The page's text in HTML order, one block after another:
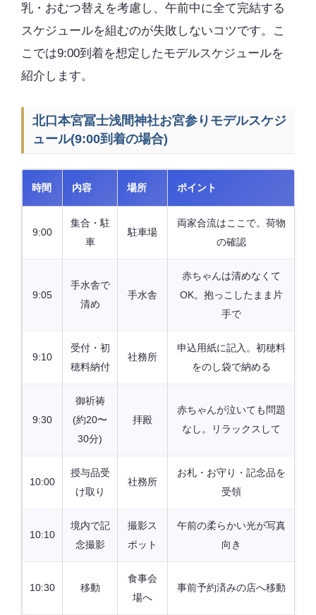
乳・おむつ替えを考慮し、午前中に全て完結する
スケジュールを組むのが失敗しないコツです。こ
こでは9:00到着を想定したモデルスケジュールを
紹介します。
北口本宮冨士浅間神社お宮参りモデルスケジ
ュール(9:00到着の場合)
時間 内容 場所 ポイント
9:00
集合・駐
車
駐車場
両家合流はここで。荷物
の確認
9:05
手水舎で
清め
手水舎
赤ちゃんは清めなくて
OK。抱っこしたまま片
手で
9:10
受付・初
穂料納付
社務所
申込用紙に記入。初穂料
をのし袋で納める
9:30
御祈祷
(約20〜
30分)
拝殿
赤ちゃんが泣いても問題
なし。リラックスして
10:00
授与品受
け取り
社務所
お札・お守り・記念品を
受領
10:10
境内で記
念撮影
撮影ス
ポット
午前の柔らかい光が写真
向き
10:30 移動
食事会
場へ
事前予約済みの店へ移動